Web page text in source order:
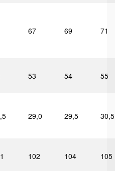
67 69 71
53 54 55
29,0 29,5 30,5
102 104 105